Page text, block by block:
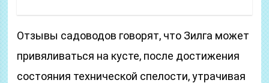
Отзывы садоводов говорят, что Зилга может
привяливаться на кусте, после достижения
состояния технической спелости, утрачивая